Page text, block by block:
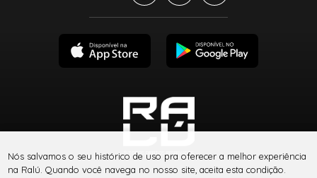
® TODOS DIREITOS RESERVADOS
Nós salvamos o seu histórico de uso pra oferecer a melhor experiência
na Ralú. Quando você navega no nosso site, aceita esta condição.